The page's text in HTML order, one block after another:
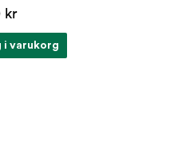
kr
i varukorg